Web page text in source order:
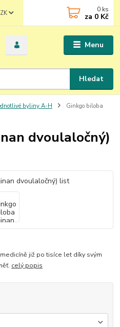
Menu
Hledat
0 ks
za 0 Kč
byliny A-H
Ginkgo biloba
dvoulaločný)
již po tisíce let díky svým
celý popis